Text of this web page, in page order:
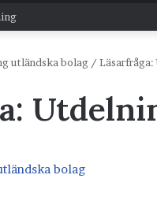
utländska bolag /